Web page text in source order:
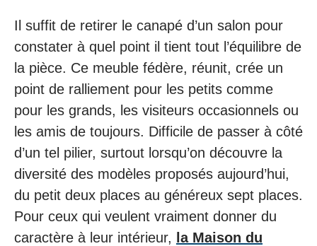
Il suffit de retirer le canapé d’un salon pour
constater à quel point il tient tout l’équilibre de
la pièce. Ce meuble fédère, réunit, crée un
point de ralliement pour les petits comme
pour les grands, les visiteurs occasionnels ou
les amis de toujours. Difficile de passer à côté
d’un tel pilier, surtout lorsqu’on découvre la
diversité des modèles proposés aujourd’hui,
du petit deux places au généreux sept places.
Pour ceux qui veulent vraiment donner du
caractère à leur intérieur, la Maison du